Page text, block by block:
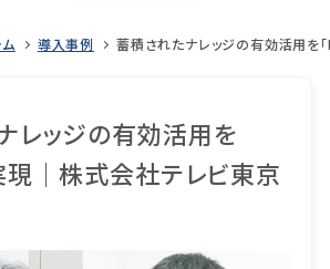
導入事例 蓄積されたナレッジの有効活用を
レッジの有効活用を
現｜株式会社テレビ東京